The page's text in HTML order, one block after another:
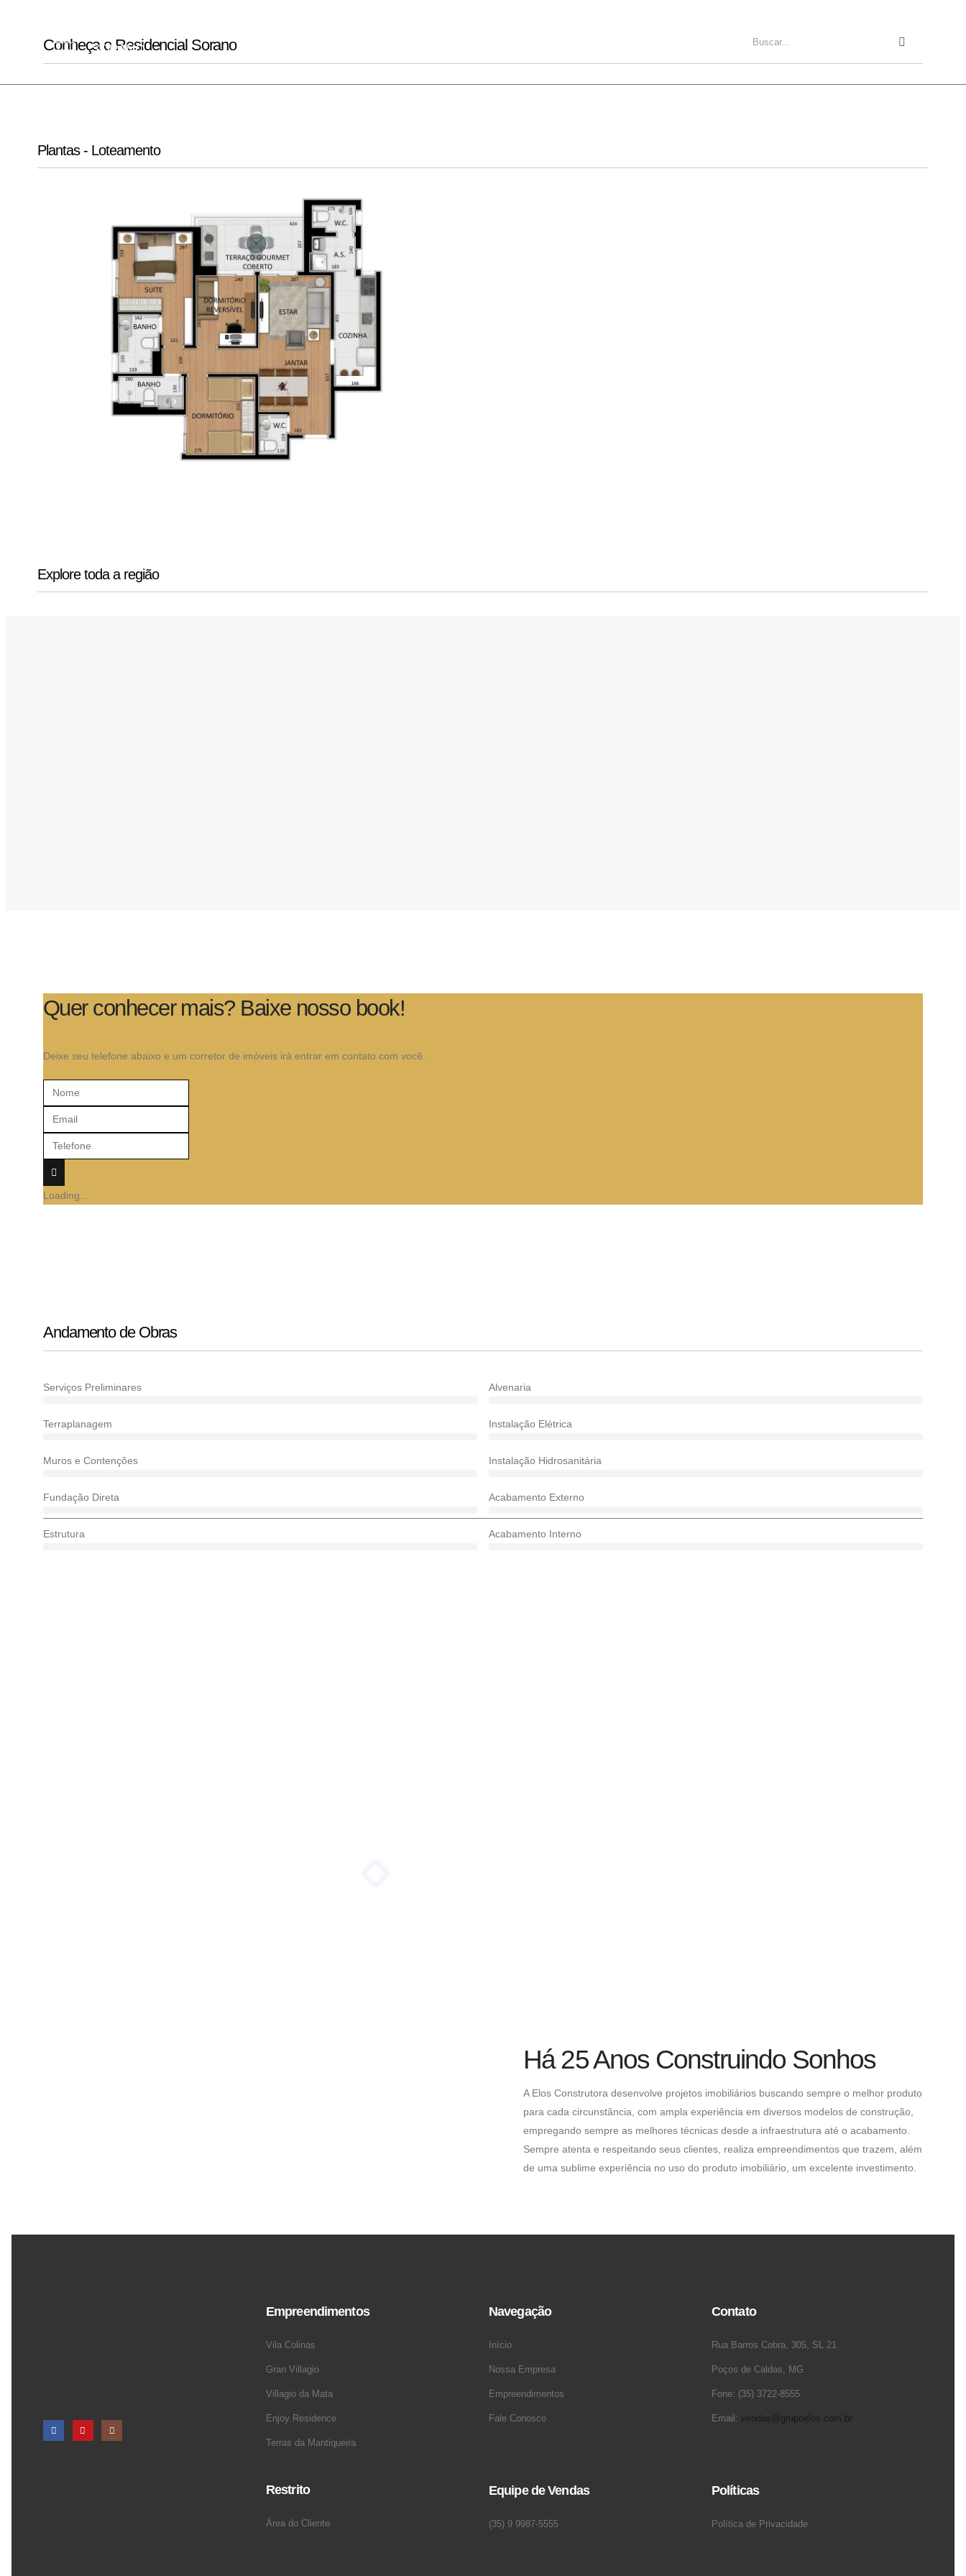
SORANO
Conheça o Residencial Sorano
Plantas - Loteamento
Explore toda a região
Quer conhecer mais? Baixe nosso book!
Deixe seu telefone abaixo e um corretor de imóveis irá entrar em contato com você.
Nome
Email
Telefone
Loading...
Andamento de Obras
Serviços Preliminares
Terraplanagem
Muros e Contenções
Fundação Direta
Estrutura
Alvenaria
Instalação Elétrica
Instalação Hidrosanitária
Acabamento Externo
Acabamento Interno
Há 25 Anos Construindo Sonhos
A Elos Construtora desenvolve projetos imobiliários buscando sempre o melhor produto
para cada circunstância, com ampla experiência em diversos modelos de construção,
empregando sempre as melhores técnicas desde a infraestrutura até o acabamento.
Sempre atenta e respeitando seus clientes, realiza empreendimentos que trazem, além
de uma sublime experiência no uso do produto imobiliário, um excelente investimento.
Empreendimentos
Vila Colinas
Gran Villagio
Villagio da Mata
Enjoy Residence
Terras da Mantiqueira
Restrito
Área do Cliente
Navegação
Início
Nossa Empresa
Empreendimentos
Fale Conosco
Equipe de Vendas
(35) 9 9987-5555
Contato
Rua Barros Cobra, 305, SL 21
Poços de Caldas, MG
Fone: (35) 3722-8555
Email: vendas@grupoelos.com.br
Políticas
Política de Privacidade